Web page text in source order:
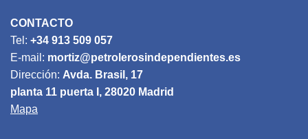
CONTACTO
Tel: +34 913 509 057
E-mail: mortiz@petrolerosindependientes.es
Dirección: Avda. Brasil, 17
planta 11 puerta I, 28020 Madrid
Mapa